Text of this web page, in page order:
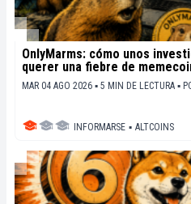
OnlyMarms: cómo unos
querer una fiebre de
MAR 04 AGO 2026 ▪ 5 MIN DE LECTURA ▪
INFORMARSE ▪ ALTCOINS